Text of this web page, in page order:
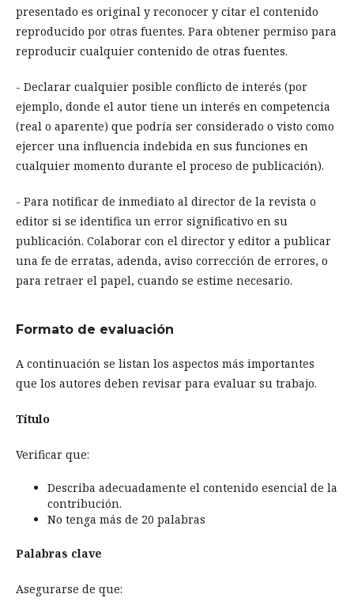
presentado es original y reconocer y citar el contenido
reproducido por otras fuentes. Para obtener permiso para
reproducir cualquier contenido de otras fuentes.
- Declarar cualquier posible conflicto de interés (por
ejemplo, donde el autor tiene un interés en competencia
(real o aparente) que podría ser considerado o visto como
ejercer una influencia indebida en sus funciones en
cualquier momento durante el proceso de publicación).
- Para notificar de inmediato al director de la revista o
editor si se identifica un error significativo en su
publicación. Colaborar con el director y editor a publicar
una fe de erratas, adenda, aviso corrección de errores, o
para retraer el papel, cuando se estime necesario.
Formato de evaluación
A continuación se listan los aspectos más importantes
que los autores deben revisar para evaluar su trabajo.
Título
Verificar que:
Describa adecuadamente el contenido esencial de la
contribución.
No tenga más de 20 palabras
Palabras clave
Asegurarse de que: